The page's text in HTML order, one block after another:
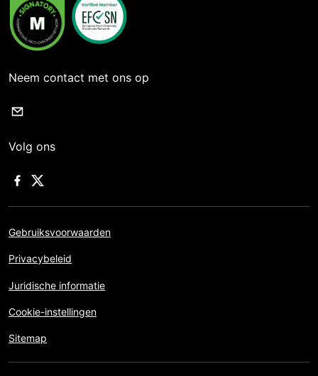
Neem contact met ons op
Volg ons
Gebruiksvoorwaarden
Privacybeleid
Juridische informatie
Cookie-instellingen
Sitemap